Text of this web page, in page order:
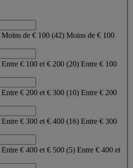
Moins de € 100 (42) Moins de € 100
Entre € 100 et € 200 (20) Entre € 100
Entre € 200 et € 300 (10) Entre € 200
Entre € 300 et € 400 (16) Entre € 300
Entre € 400 et € 500 (5) Entre € 400 et